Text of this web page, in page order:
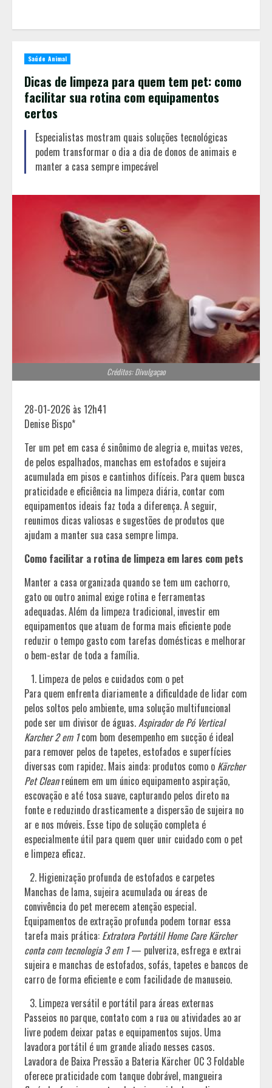
Saúde Animal
Dicas de limpeza para quem tem pet: como
facilitar sua rotina com equipamentos
certos
Especialistas mostram quais soluções tecnológicas
podem transformar o dia a dia de donos de animais e
manter a casa sempre impecável
Créditos: Divulgaçao
28-01-2026 às 12h41
Denise Bispo*
Ter um pet em casa é sinônimo de alegria e, muitas vezes,
de pelos espalhados, manchas em estofados e sujeira
acumulada em pisos e cantinhos difíceis. Para quem busca
praticidade e eficiência na limpeza diária, contar com
equipamentos ideais faz toda a diferença. A seguir,
reunimos dicas valiosas e sugestões de produtos que
ajudam a manter sua casa sempre limpa.
Como facilitar a rotina de limpeza em lares com pets
Manter a casa organizada quando se tem um cachorro,
gato ou outro animal exige rotina e ferramentas
adequadas. Além da limpeza tradicional, investir em
equipamentos que atuam de forma mais eficiente pode
reduzir o tempo gasto com tarefas domésticas e melhorar
o bem-estar de toda a família.
Limpeza de pelos e cuidados com o pet
Para quem enfrenta diariamente a dificuldade de lidar com
pelos soltos pelo ambiente, uma solução multifuncional
pode ser um divisor de águas.Aspirador de Pó Vertical
Karcher 2 em 1com bom desempenho em sucção é ideal
para remover pelos de tapetes, estofados e superfícies
diversas com rapidez. Mais ainda: produtos como o Kärcher
Pet Cleanreúnem em um único equipamento aspiração,
escovação e até tosa suave, capturando pelos direto na
fonte e reduzindo drasticamente a dispersão de sujeira no
ar e nos móveis. Esse tipo de solução completa é
especialmente útil para quem quer unir cuidado com o pet
e limpeza eficaz.
Higienização profunda de estofados e carpetes
Manchas de lama, sujeira acumulada ou áreas de
convivência do pet merecem atenção especial.
Equipamentos de extração profunda podem tornar essa
tarefa mais prática: Extratora Portátil Home Care Kärcher
conta com tecnologia 3 em 1— pulveriza, esfrega e extrai
sujeira e manchas de estofados, sofás, tapetes e bancos de
carro de forma eficiente e com facilidade de manuseio.
Limpeza versátil e portátil para áreas externas
Passeios no parque, contato com a rua ou atividades ao ar
livre podem deixar patas e equipamentos sujos. Uma
lavadora portátil é um grande aliado nesses casos.
Lavadora de Baixa Pressão a Bateria Kärcher OC 3 Foldable
oferece praticidade com tanque dobrável, mangueira